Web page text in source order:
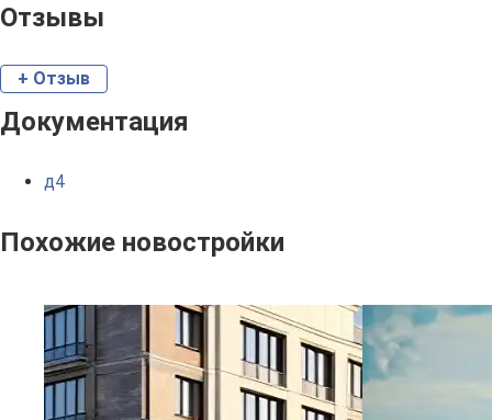
Отзывы
+ Отзыв
Документация
д4
Похожие новостройки